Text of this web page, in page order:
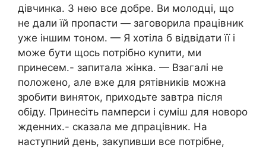
дівчинка. З нею все добре. Ви молодці, що
не дали їй пропасти — заговорила працівник
уже іншим тоном. — Я хотіла б відвідати її і
може бути щось потрібно куnити, ми
принесем.- запитала жінка. — Взагалі не
положено, але вже для рятівників можна
зробити виняток, приходьте завтра після
обіду. Принесіть памперси і суміш для новоpо
жденних.- сказала ме дпрацівник. На
наступний день, закупивши все потрібне,